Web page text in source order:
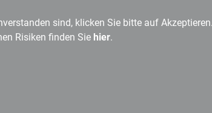
sind, klicken Sie bitte auf
Risiken finden Sie hier.